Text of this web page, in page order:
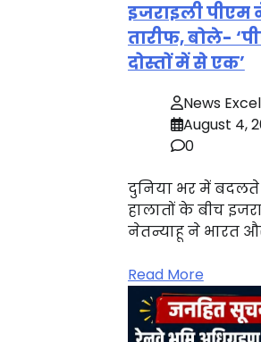
इजराइली पीएम
तारीफ, बोले-
दोस्तों में से एक’
News
August 4,
0
दुनिया भर में
हालातों के बीच
नेतन्याहू ने भारत और
Read More